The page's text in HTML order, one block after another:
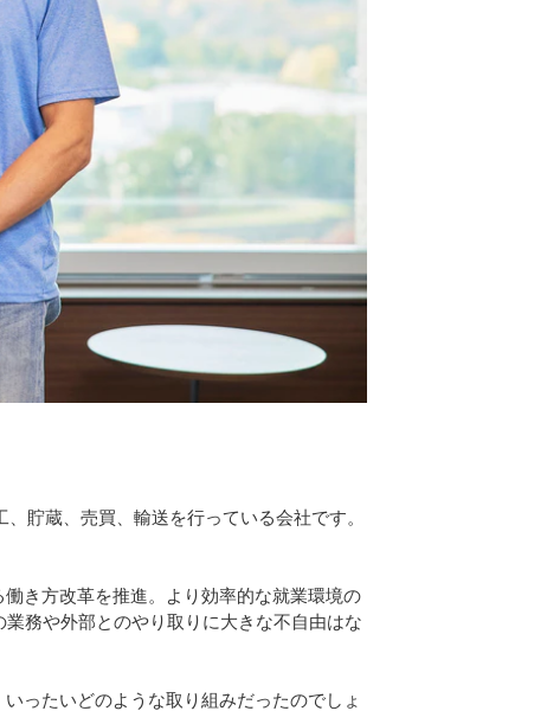
貯蔵、売買、輸送を行っている会社です。
き方改革を推進。より効率的な就業環境の
務や外部とのやり取りに大きな不自由はな
ったいどのような取り組みだったのでしょ